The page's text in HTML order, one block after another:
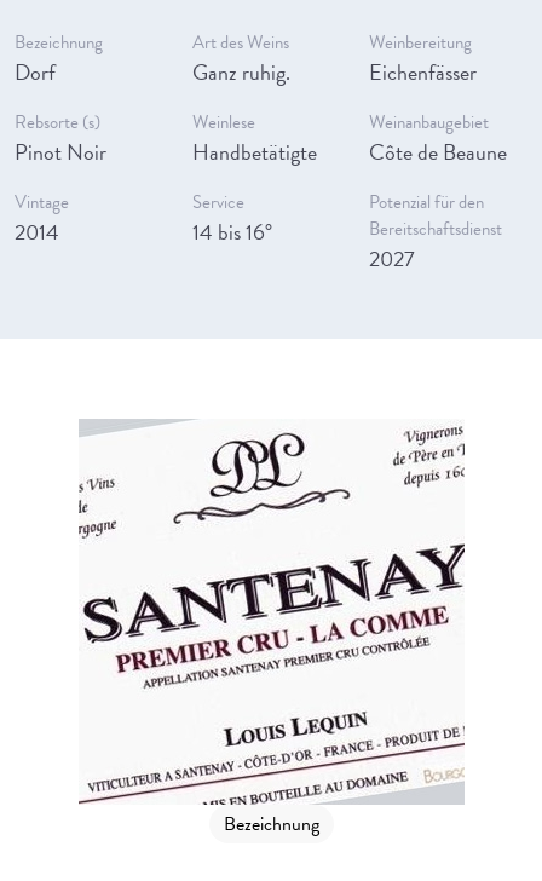
Bezeichnung
Dorf
Art des Weins
Ganz ruhig.
Weinbereitung
Eichenfässer
Rebsorte (s)
Pinot Noir
Weinlese
Handbetätigte
Weinanbaugebiet
Côte de Beaune
Vintage
2014
Service
14 bis 16°
Potenzial für den
Bereitschaftsdienst
2027
Bezeichnung